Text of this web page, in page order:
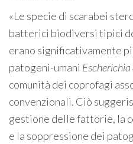
«Le specie di scarabei
batterici biodiversi tipici
erano significativamente
patogeni-umani
comunità dei coprofagi
convenzionali. Ciò
gestione delle fattorie, la
e la soppressione dei